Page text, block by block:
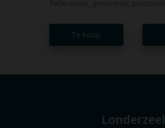
Te koop
Londerzeel